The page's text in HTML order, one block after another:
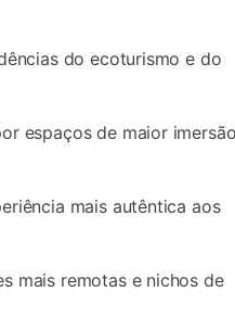
do ecoturismo e do
espaços de maior imersão
mais autêntica aos
mais remotas e nichos de